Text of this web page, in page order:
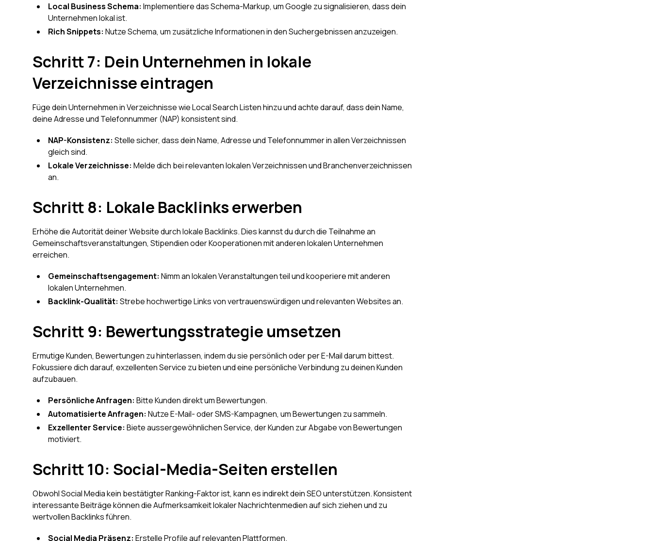
Local Business Schema:Implementiere das Schema-Markup, um Google zu signalisieren, dass dein
Unternehmen lokal ist.
Rich Snippets:Nutze Schema, um zusätzliche Informationen in den Suchergebnissen anzuzeigen.
Schritt 7: Dein Unternehmen in lokale
Verzeichnisse eintragen
Füge dein Unternehmen in Verzeichnisse wie Local Search Listen hinzu und achte darauf, dass dein Name,
deine Adresse und Telefonnummer (NAP) konsistent sind.
NAP-Konsistenz:Stelle sicher, dass dein Name, Adresse und Telefonnummer in allen Verzeichnissen
gleich sind.
Lokale Verzeichnisse:Melde dich bei relevanten lokalen Verzeichnissen und Branchenverzeichnissen
an.
Schritt 8: Lokale Backlinks erwerben
Erhöhe die Autorität deiner Website durch lokale Backlinks. Dies kannst du durch die Teilnahme an
Gemeinschaftsveranstaltungen, Stipendien oder Kooperationen mit anderen lokalen Unternehmen
erreichen.
Gemeinschaftsengagement:Nimm an lokalen Veranstaltungen teil und kooperiere mit anderen
lokalen Unternehmen.
Backlink-Qualität:Strebe hochwertige Links von vertrauenswürdigen und relevanten Websites an.
Schritt 9: Bewertungsstrategie umsetzen
Ermutige Kunden, Bewertungen zu hinterlassen, indem du sie persönlich oder per E-Mail darum bittest.
Fokussiere dich darauf, exzellenten Service zu bieten und eine persönliche Verbindung zu deinen Kunden
aufzubauen.
Persönliche Anfragen:Bitte Kunden direkt um Bewertungen.
Automatisierte Anfragen:Nutze E-Mail- oder SMS-Kampagnen, um Bewertungen zu sammeln.
Exzellenter Service:Biete aussergewöhnlichen Service, der Kunden zur Abgabe von Bewertungen
motiviert.
Schritt 10: Social-Media-Seiten erstellen
Obwohl Social Media kein bestätigter Ranking-Faktor ist, kann es indirekt dein SEO unterstützen. Konsistent
interessante Beiträge können die Aufmerksamkeit lokaler Nachrichtenmedien auf sich ziehen und zu
wertvollen Backlinks führen.
Social Media Präsenz: Erstelle Profile auf relevanten Plattformen.